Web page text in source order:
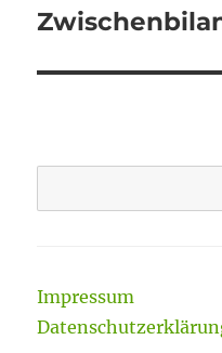
Nächster
Impressum